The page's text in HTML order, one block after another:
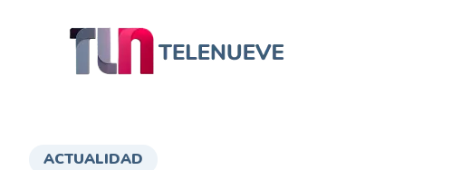
ACTUALIDAD